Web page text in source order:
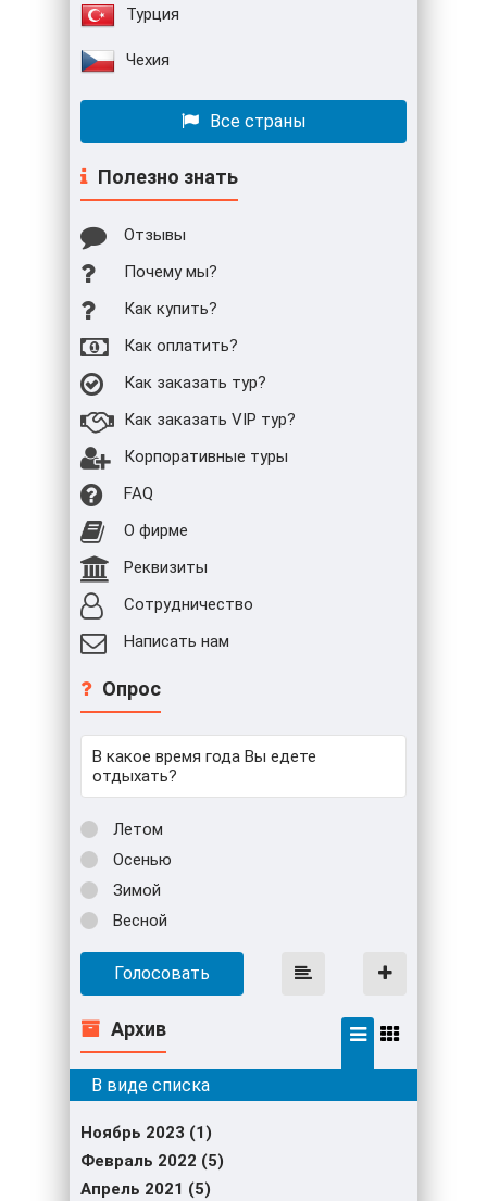
Турция
Чехия
Все страны
Полезно знать
Отзывы
Почему мы?
Как купить?
Как оплатить?
Как заказать тур?
Как заказать VIP тур?
Корпоративные туры
FAQ
О фирме
Реквизиты
Сотрудничество
Написать нам
Опрос
В какое время года Вы едете
отдыхать?
Летом
Осенью
Зимой
Весной
Голосовать
Архив
Ноябрь 2023 (1)
Февраль 2022 (5)
Апрель 2021 (5)